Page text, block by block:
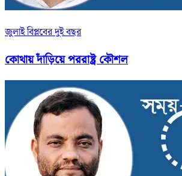
জুলাই বিপ্লবের দুই বছর
কোথায় দাঁড়িয়ে পররাষ্ট্র কৌশল